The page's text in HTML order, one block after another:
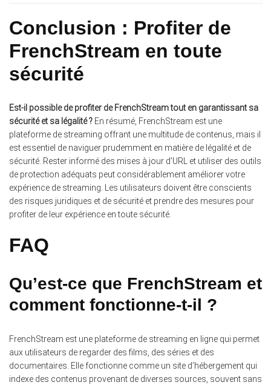
Conclusion : Profiter de
FrenchStream en toute
sécurité
Est-il possible de profiter de FrenchStream tout en garantissant sa
sécurité et sa légalité ? En résumé, FrenchStream est une
plateforme de streaming offrant une multitude de contenus, mais il
est essentiel de naviguer prudemment en matière de légalité et de
sécurité. Rester informé des mises à jour d’URL et utiliser des outils
de protection adéquats peut considérablement améliorer votre
expérience de streaming. Les utilisateurs doivent être conscients
des risques juridiques et de sécurité et prendre des mesures pour
profiter de leur expérience en toute sécurité.
FAQ
Qu’est-ce que FrenchStream et
comment fonctionne-t-il ?
FrenchStream est une plateforme de streaming en ligne qui permet
aux utilisateurs de regarder des films, des séries et des
documentaires. Elle fonctionne comme un site d’hébergement qui
indexe des contenus provenant de diverses sources, souvent sans